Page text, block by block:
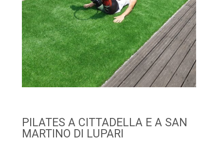
PILATES A CITTADELLA E A SAN
MARTINO DI LUPARI